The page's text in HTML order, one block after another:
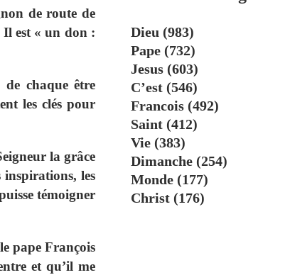
de route de
est « un don :
chaque être
les clés pour
la grâce
les
témoigner
pape François
et qu’il me
Dieu (983)
Pape (732)
Jesus (603)
C’est (546)
Francois (492)
Saint (412)
Vie (383)
Dimanche (254)
Monde (177)
Christ (176)